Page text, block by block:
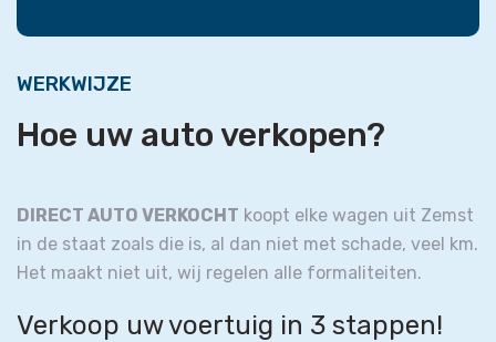
WERKWIJZE
Hoe uw auto verkopen?
DIRECT AUTO VERKOCHT koopt elke wagen uit Zemst
in de staat zoals die is, al dan niet met schade, veel km.
Het maakt niet uit, wij regelen alle formaliteiten.
Verkoop uw voertuig in 3 stappen!